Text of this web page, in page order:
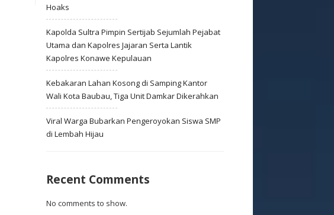
Hoaks
Kapolda Sultra Pimpin Sertijab Sejumlah Pejabat
Utama dan Kapolres Jajaran Serta Lantik
Kapolres Konawe Kepulauan
Kebakaran Lahan Kosong di Samping Kantor
Wali Kota Baubau, Tiga Unit Damkar Dikerahkan
Viral Warga Bubarkan Pengeroyokan Siswa SMP
di Lembah Hijau
Recent Comments
No comments to show.